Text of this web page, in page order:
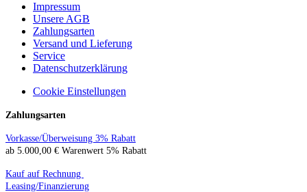
Impressum
Unsere AGB
Zahlungsarten
Versand und Lieferung
Service
Datenschutzerklärung
Cookie Einstellungen
Zahlungsarten
Vorkasse/Überweisung 3% Rabatt
ab 5.000,00 € Warenwert 5% Rabatt
Kauf auf Rechnung
Leasing/Finanzierung